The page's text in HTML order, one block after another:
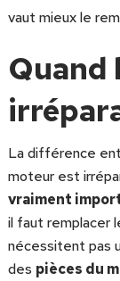
vaut mieux le
Quand
La différence
moteur est
vraiment
il faut remplacer
nécessitent pas
des pièces du